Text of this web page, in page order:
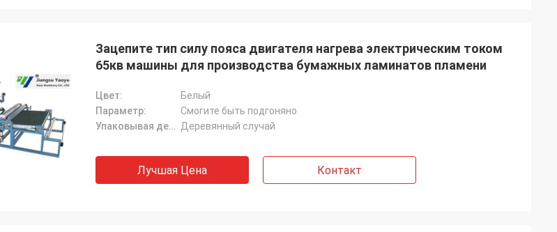
Зацепите тип силу пояса двигателя нагрева электрическим током
65кв машины для производства бумажных ламинатов пламени
Цвет:
Белый
Параметр:
Смогите быть подгоняно
Упаковывая детали: Деревянный случай
Лучшая Цена Контакт